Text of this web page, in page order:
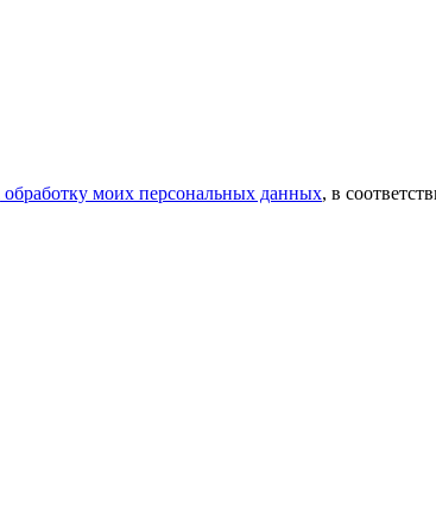
обработку моих персональных данных, в